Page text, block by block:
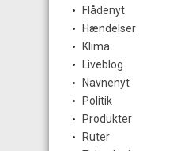
Flådenyt
Hændelser
Klima
Liveblog
Navnenyt
Politik
Produkter
Ruter